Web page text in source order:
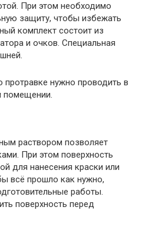
При этом необходимо
защиту, чтобы избежать
комплект состоит из
и очков. Специальная
протравке нужно проводить в
помещении.
раствором позволяет
При этом поверхность
для нанесения краски или
всё прошло как нужно,
работы.
поверхность перед